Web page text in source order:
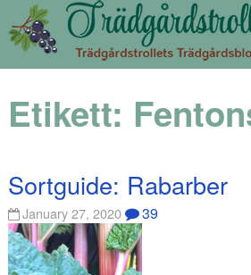
Etikett:
Sortguide: Rabarber
January 27, 2020 39